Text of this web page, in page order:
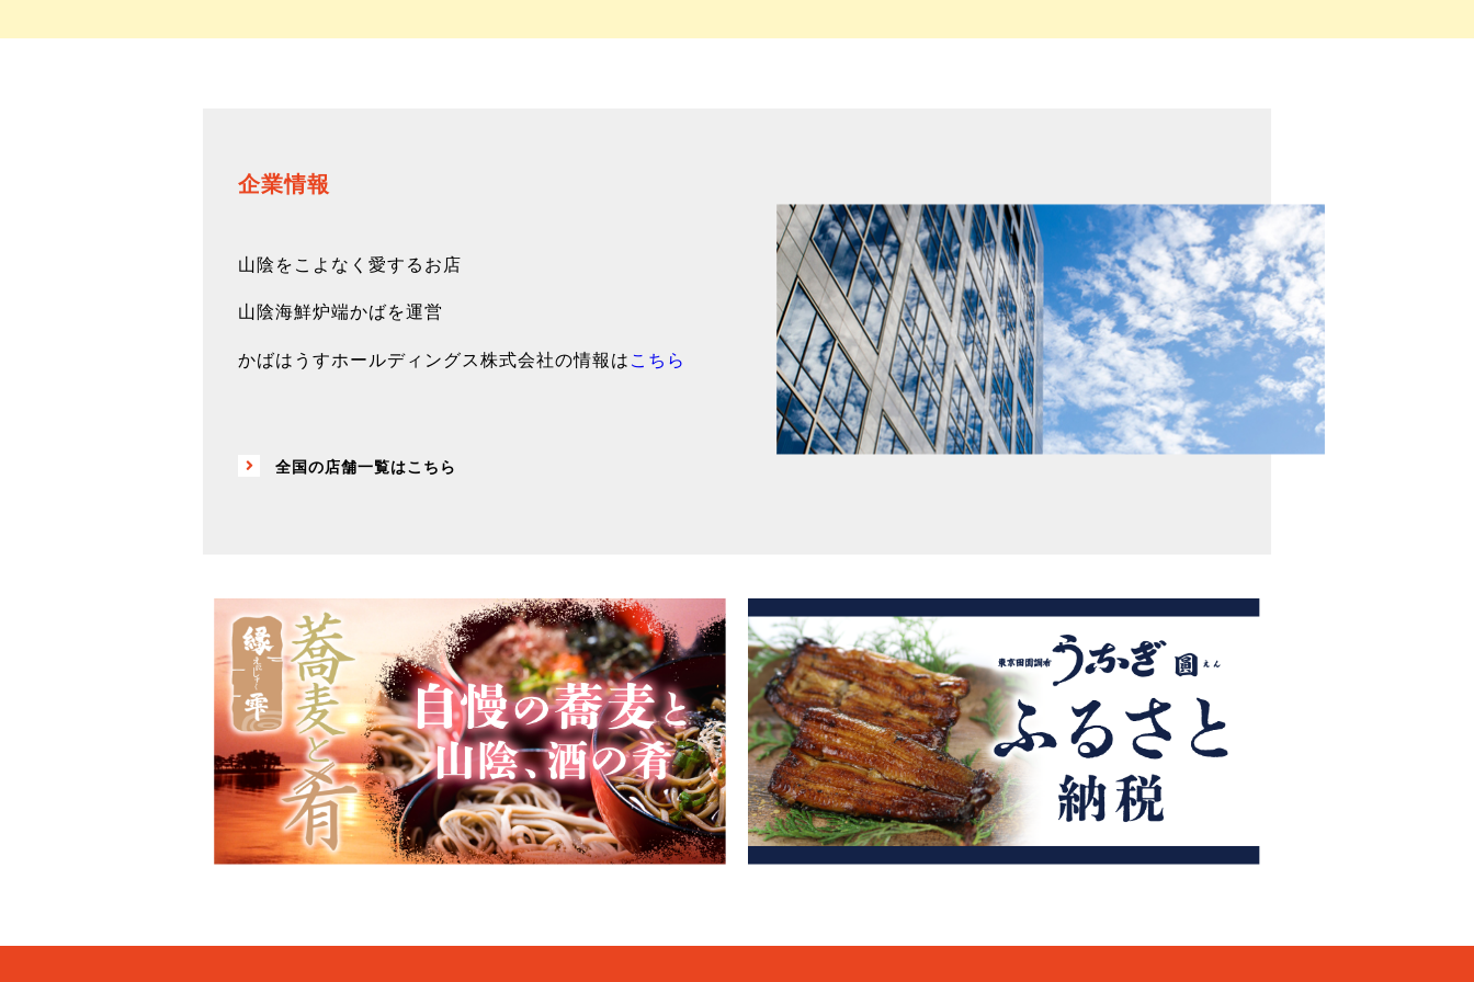
企業情報
山陰をこよなく愛するお店
山陰海鮮炉端かばを運営
かばはうすホールディングス株式会社の情報は こちら
全国の店舗一覧はこちら